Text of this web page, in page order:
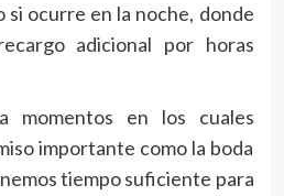
si ocurre en la noche, donde
adicional por horas
momentos en los cuales
importante como la boda
tiempo suficiente para